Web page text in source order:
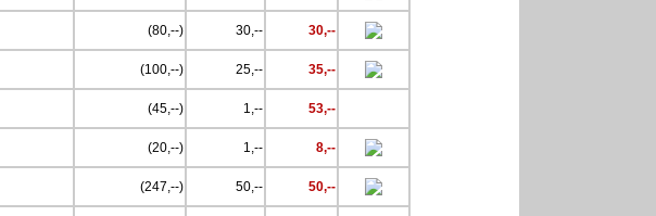
(80,--) 30,-- 30,--
(100,--) 25,-- 35,--
(45,--) 1,-- 53,--
(20,--) 1,-- 8,--
(247,--) 50,-- 50,--